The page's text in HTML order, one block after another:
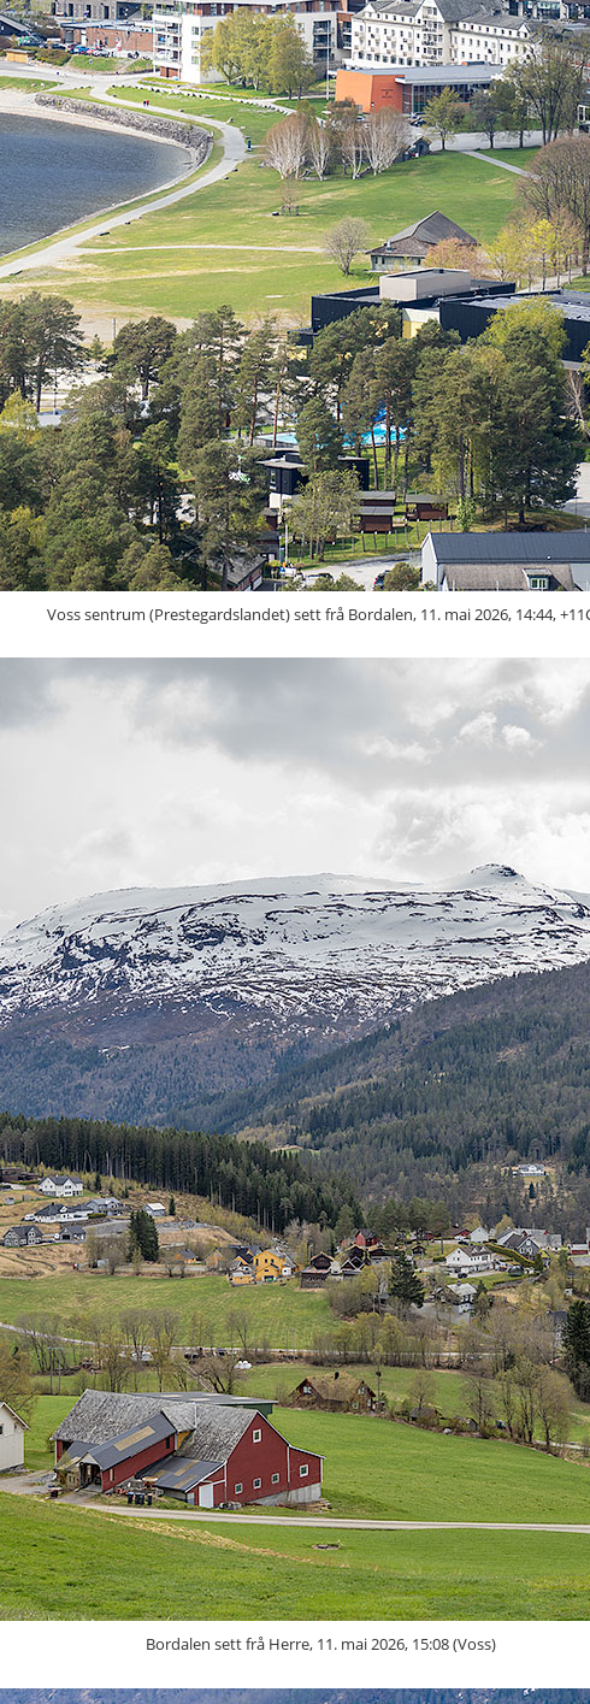
Voss sentrum (Prestegardslandet) sett frå Bordalen, 11. mai 2026, 14:44,
Bordalen sett frå Herre, 11. mai 2026, 15:08 (Voss)